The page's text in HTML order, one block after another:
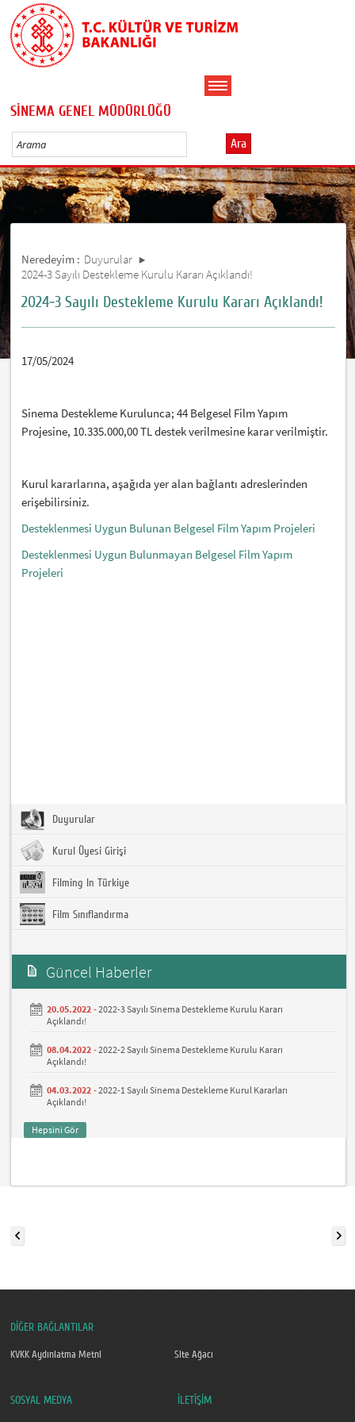
SİNEMA GENEL MÜDÜRLÜĞÜ
Ara
Neredeyim : Duyurular
2024-3 Sayılı Destekleme Kurulu Kararı Açıklandı!
2024-3 Sayılı Destekleme Kurulu Kararı Açıklandı!
17/05/2024
Sinema Destekleme Kurulunca; 44 Belgesel Film Yapım
Projesine, 10.335.000,00 TL destek verilmesine karar verilmiştir.
Kurul kararlarına, aşağıda yer alan bağlantı adreslerinden
erişebilirsiniz.
Desteklenmesi Uygun Bulunan Belgesel Film Yapım Projeleri
Desteklenmesi Uygun Bulunmayan Belgesel Film Yapım
Projeleri
Duyurular
Kurul Üyesi Girişi
Filming In Türkiye
Film Sınıflandırma
Güncel Haberler
20.05.2022 -2022-3 Sayılı Sinema Destekleme Kurulu Kararı
Açıklandı!
08.04.2022 -2022-2 Sayılı Sinema Destekleme Kurulu Kararı
Açıklandı!
04.03.2022 -2022-1 Sayılı Sinema Destekleme Kurul Kararları
Açıklandı!
Hepsini Gör
DİĞER BAĞLANTILAR
KVKK Aydınlatma Metni Site Ağacı
SOSYAL MEDYA İLETİŞİM